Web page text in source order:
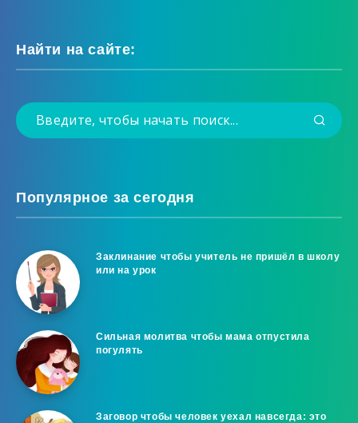
Найти на сайте:
Популярное за сегодня
Заклинание чтобы учитель не пришёл в школу
или на урок
Сильная молитва чтобы мама отпустила
погулять
Заговор чтобы человек уехал навсегда: это